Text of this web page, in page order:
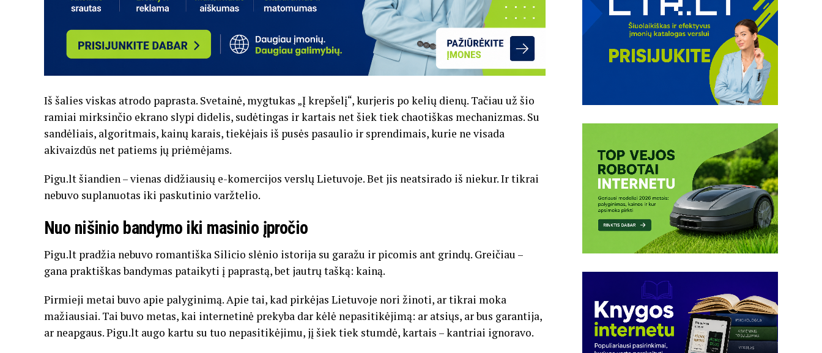
Iš šalies viskas atrodo paprasta. Svetainė, mygtukas „Į krepšelį“, kurjeris po kelių dienų. Tačiau už šio
ramiai mirksinčio ekrano slypi didelis, sudėtingas ir kartais net šiek tiek chaotiškas mechanizmas. Su
sandėliais, algoritmais, kainų karais, tiekėjais iš pusės pasaulio ir sprendimais, kurie ne visada
akivaizdūs net patiems jų priėmėjams.
Pigu.lt šiandien – vienas didžiausių e-komercijos verslų Lietuvoje. Bet jis neatsirado iš niekur. Ir tikrai
nebuvo suplanuotas iki paskutinio varžtelio.
Nuo nišinio bandymo iki masinio įpročio
Pigu.lt pradžia nebuvo romantiška Silicio slėnio istorija su garažu ir picomis ant grindų. Greičiau –
gana praktiškas bandymas pataikyti į paprastą, bet jautrų tašką: kainą.
Pirmieji metai buvo apie palyginimą. Apie tai, kad pirkėjas Lietuvoje nori žinoti, ar tikrai moka
mažiausiai. Tai buvo metas, kai internetinė prekyba dar kėlė nepasitikėjimą: ar atsiųs, ar bus garantija,
ar neapgaus. Pigu.lt augo kartu su tuo nepasitikėjimu, jį šiek tiek stumdė, kartais – kantriai ignoravo.